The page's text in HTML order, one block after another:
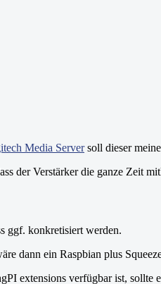
Media Serversoll dieser
der Verstärker die ganze Zeit
ggf. konkretisiert werden.
dann ein Raspbian plus
extensions verfügbar ist, sollte